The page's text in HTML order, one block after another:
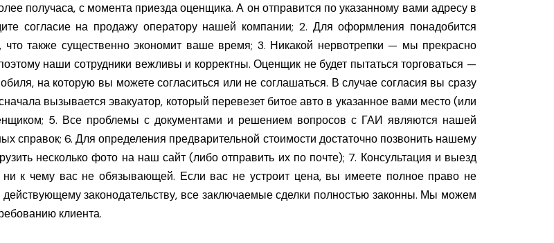
получаса, с момента приезда оценщика. А он отправится по указанному вами адресу в
согласие на продажу оператору нашей компании; 2. Для оформления понадобится
также существенно экономит ваше время; 3. Никакой нервотрепки — мы прекрасно
наши сотрудники вежливы и корректны. Оценщик не будет пытаться торговаться —
на которую вы можете согласиться или не соглашаться. В случае согласия вы сразу
вызывается эвакуатор, который перевезет битое авто в указанное вами место (или
5. Все проблемы с документами и решением вопросов с ГАИ являются нашей
справок; 6. Для определения предварительной стоимости достаточно позвонить нашему
несколько фото на наш сайт (либо отправить их по почте); 7. Консультация и выезд
ни к чему вас не обязывающей. Если вас не устроит цена, вы имеете полное право не
законодательству, все заключаемые сделки полностью законны. Мы можем
клиента.